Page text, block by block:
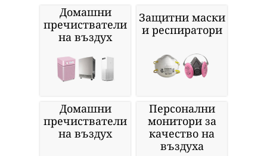
Домашни
пречистватели
на въздух
Защитни маски
и респиратори
Домашни
пречистватели
на въздух
Персонални
монитори за
качество на
въздуха